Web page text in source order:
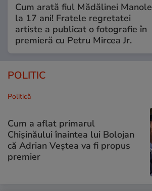
Cum arată fiul Mădălinei Manole
la 17 ani! Fratele regretatei
artiste a publicat o fotografie în
premieră cu Petru Mircea Jr.
POLITIC
Politică
Cum a aflat primarul
Chișinăului înaintea lui Bolojan
că Adrian Veștea va fi propus
premier